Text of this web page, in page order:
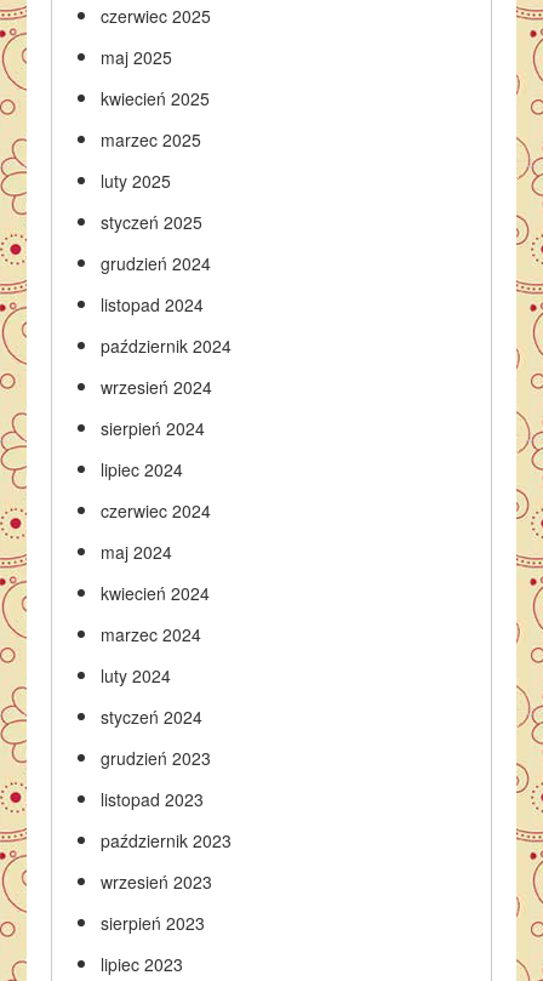
czerwiec 2025
maj 2025
kwiecień 2025
marzec 2025
luty 2025
styczeń 2025
grudzień 2024
listopad 2024
październik 2024
wrzesień 2024
sierpień 2024
lipiec 2024
czerwiec 2024
maj 2024
kwiecień 2024
marzec 2024
luty 2024
styczeń 2024
grudzień 2023
listopad 2023
październik 2023
wrzesień 2023
sierpień 2023
lipiec 2023